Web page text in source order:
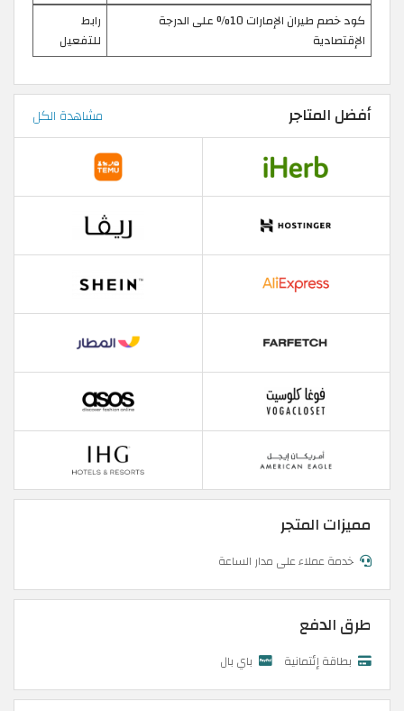
كود خصم طيران الإمارات 10% على الدرجة
الإقتصادية
رابط
للتفعيل
أفضل المتاجر مشاهدة الكل
مميزات المتجر
خدمة عملاء على مدار الساعة
طرق الدفع
بطاقة إئتمانية باي بال